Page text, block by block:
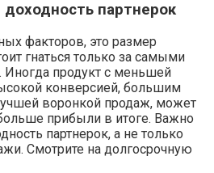
партнерок
факторов, это размер
гнаться только за самыми
продукт с меньшей
конверсией, большим
воронкой продаж, может
прибыли в итоге. Важно
партнерок, а не только
Смотрите на долгосрочную